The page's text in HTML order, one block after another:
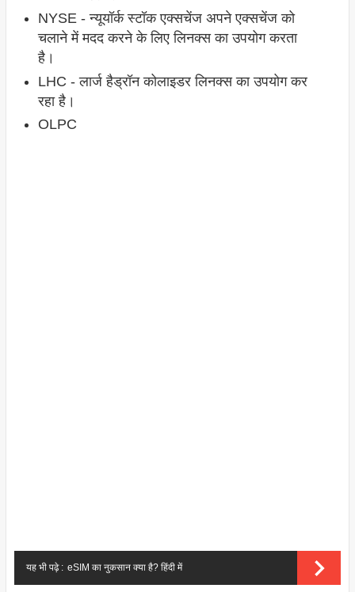
NYSE - न्यूयॉर्क स्टॉक एक्सचेंज अपने एक्सचेंज को
चलाने में मदद करने के लिए लिनक्स का उपयोग करता
है।
LHC - लार्ज हैड्रॉन कोलाइडर लिनक्स का उपयोग कर
रहा है।
OLPC
यह भी पढ़े : eSIM का नुकसान क्या है? हिंदी में